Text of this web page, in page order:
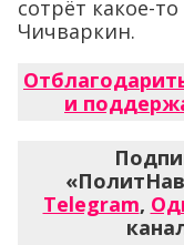
сотрёт какое-
Чичваркин.
и
Telegram,